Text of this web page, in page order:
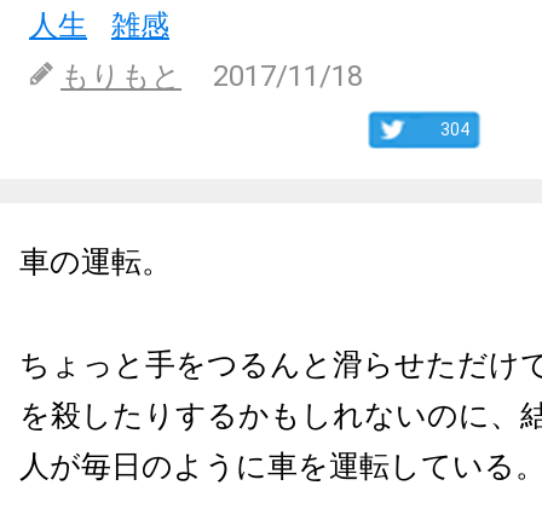
人生
雑感
もりもと
2017/11/18
304
車の運転。
ちょっと手をつるんと滑らせただけ
を殺したりするかもしれないのに、
人が毎日のように車を運転している